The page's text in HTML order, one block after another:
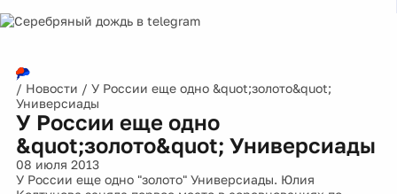
/ Новости / У России еще одно &quot;золото&quot;
Универсиады
У России еще одно
&quot;золото&quot; Универсиады
08 июля 2013
У России еще одно "золото" Универсиады. Юлия